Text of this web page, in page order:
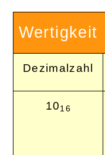
Wertigkeit
Dezimalzahl
1016